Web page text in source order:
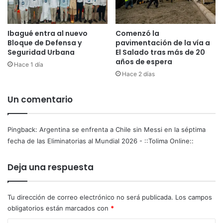
Ibagué entra al nuevo
Bloque de Defensa y
Seguridad Urbana
Hace 1 día
Comenzó la
pavimentación de la vía a
El Salado tras más de 20
años de espera
Hace 2 días
Un comentario
Pingback: Argentina se enfrenta a Chile sin Messi en la séptima
fecha de las Eliminatorias al Mundial 2026 - ::Tolima Online::
Deja una respuesta
Tu dirección de correo electrónico no será publicada. Los campos
obligatorios están marcados con *